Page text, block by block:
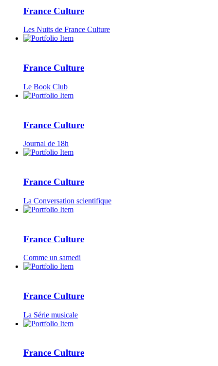
France Culture
Les Nuits de France Culture
France Culture
Le Book Club
France Culture
Journal de 18h
France Culture
La Conversation scientifique
France Culture
Comme un samedi
France Culture
La Série musicale
France Culture